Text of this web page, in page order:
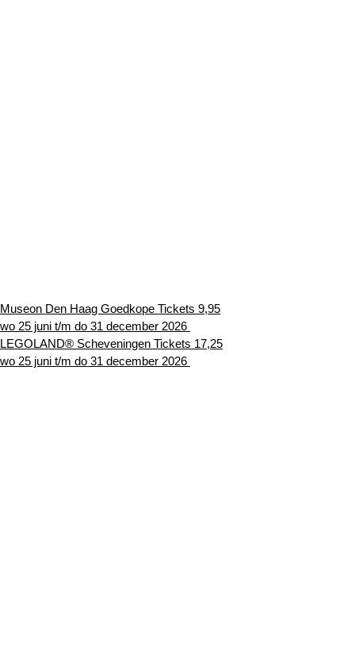
Museon Den Haag Goedkope Tickets 9,95
wo 25 juni t/m do 31 december 2026
LEGOLAND® Scheveningen Tickets 17,25
wo 25 juni t/m do 31 december 2026